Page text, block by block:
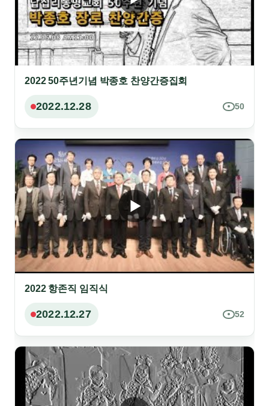
2022 50주년기념 박종호 찬양간증집회
2022.12.28 50
2022 항존직 임직식
2022.12.27 52